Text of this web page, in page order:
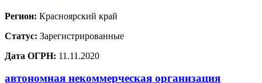
Регион: Красноярский край
Статус: Зарегистрированные
Дата ОГРН: 11.11.2020
автономная некоммерческая организация